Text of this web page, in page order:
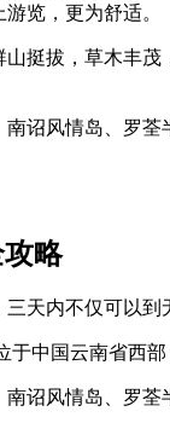
览，更为舒适。
挺拔，草木丰
诏风情岛、罗
略
天内不仅可以
于中国云南省西
诏风情岛、罗